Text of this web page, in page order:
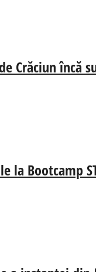
Crăciun încă
Bootcamp